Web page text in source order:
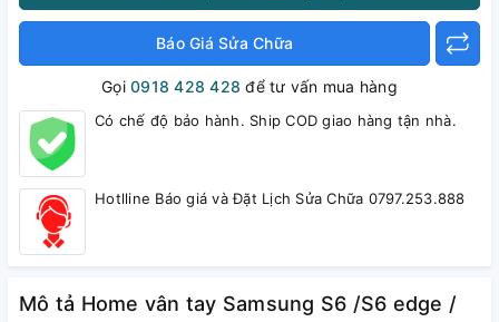
Báo Giá Sửa Chữa
Gọi0918 428 428 để tư vấn mua hàng
Có chế độ bảo hành. Ship COD giao hàng tận nhà.
Hotlline Báo giá và Đặt Lịch Sửa Chữa 0797.253.888
Mô tả Home vân tay Samsung S6 /S6 edge /